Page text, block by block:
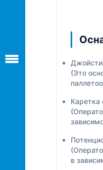
(Это
Каретка
в